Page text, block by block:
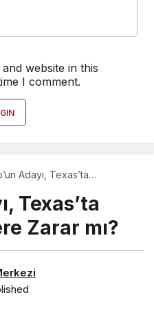
website in this
I comment.
Adayı, Texas’ta
Texas’ta
Zarar mı?